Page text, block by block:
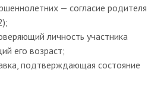
— согласие родителя
личность участника
его возраст;
подтверждающая состояние